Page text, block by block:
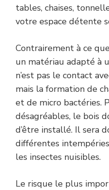
tables, chaises,
votre espace détente
Contrairement à ce
un matériau adapté à
n’est pas le contact
mais la formation de
et de micro bactéries.
désagréables, le bois
d’être installé. Il sera
différentes
les insectes nuisibles.
Le risque le plus